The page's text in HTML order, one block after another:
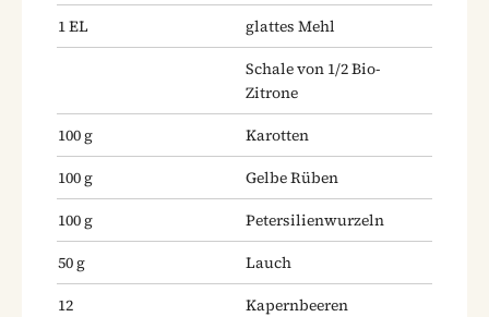
1EL
glattes Mehl
Schale von 1/2 Bio-
Zitrone
100g
Karotten
100g
Gelbe Rüben
100g
Petersilienwurzeln
50g
Lauch
12
Kapernbeeren